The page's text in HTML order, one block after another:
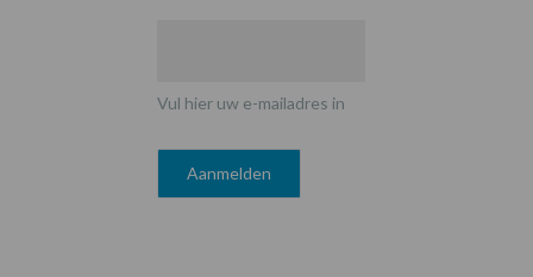
Vul hier uw e-mailadres in